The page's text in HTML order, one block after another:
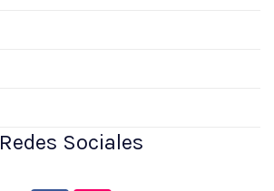
Redes Sociales